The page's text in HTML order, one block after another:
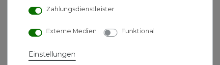
Blindstopfen und Entlüftung vormontiert
Befestigung nach VDI6036, AK3
Anschlüsse seitlich: Innengewinde 4 x G 1/2"
Anschlüsse unten: Außengewinde 4 x G 3/4"
Befestigung: 4 Laschen (6 Laschen bei
Zahlungsdienstleister
Externe Medien Funktional
Einstellungen